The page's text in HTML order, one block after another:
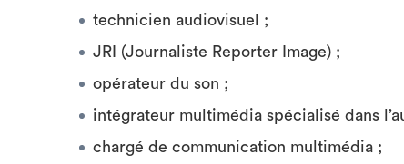
technicien audiovisuel ;
JRI (Journaliste Reporter Image) ;
opérateur du son ;
intégrateur multimédia spécialisé dans
chargé de communication multimédia ;